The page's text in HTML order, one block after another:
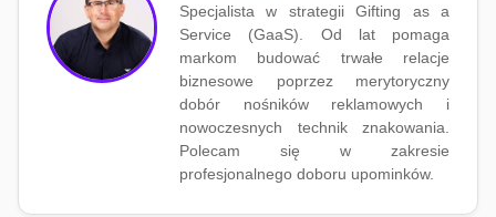
Specjalista w strategii Gifting as a
Service (GaaS). Od lat pomaga
markom budować trwałe relacje
biznesowe poprzez merytoryczny
dobór nośników reklamowych i
nowoczesnych technik znakowania.
Polecam się w zakresie
profesjonalnego doboru upominków.